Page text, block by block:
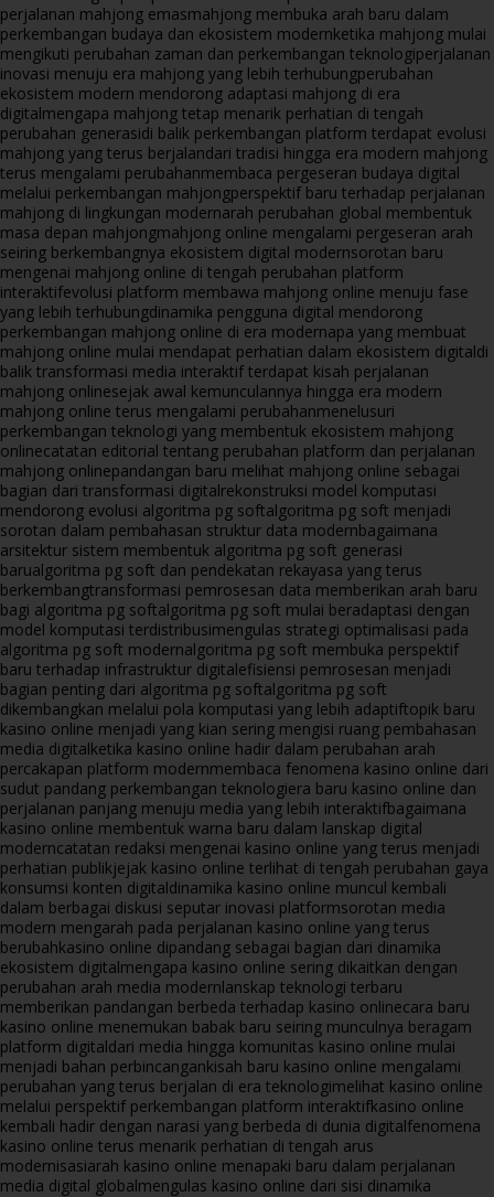
perjalanan mahjong emasmahjong membuka arah baru dalam
perkembangan budaya dan ekosistem modernketika mahjong mulai
mengikuti perubahan zaman dan perkembangan teknologiperjalanan
inovasi menuju era mahjong yang lebih terhubungperubahan
ekosistem modern mendorong adaptasi mahjong di era
digitalmengapa mahjong tetap menarik perhatian di tengah
perubahan generasidi balik perkembangan platform terdapat evolusi
mahjong yang terus berjalandari tradisi hingga era modern mahjong
terus mengalami perubahanmembaca pergeseran budaya digital
melalui perkembangan mahjongperspektif baru terhadap perjalanan
mahjong di lingkungan modernarah perubahan global membentuk
masa depan mahjongmahjong online mengalami pergeseran arah
seiring berkembangnya ekosistem digital modernsorotan baru
mengenai mahjong online di tengah perubahan platform
interaktifevolusi platform membawa mahjong online menuju fase
yang lebih terhubungdinamika pengguna digital mendorong
perkembangan mahjong online di era modernapa yang membuat
mahjong online mulai mendapat perhatian dalam ekosistem digitaldi
balik transformasi media interaktif terdapat kisah perjalanan
mahjong onlinesejak awal kemunculannya hingga era modern
mahjong online terus mengalami perubahanmenelusuri
perkembangan teknologi yang membentuk ekosistem mahjong
onlinecatatan editorial tentang perubahan platform dan perjalanan
mahjong onlinepandangan baru melihat mahjong online sebagai
bagian dari transformasi digitalrekonstruksi model komputasi
mendorong evolusi algoritma pg softalgoritma pg soft menjadi
sorotan dalam pembahasan struktur data modernbagaimana
arsitektur sistem membentuk algoritma pg soft generasi
barualgoritma pg soft dan pendekatan rekayasa yang terus
berkembangtransformasi pemrosesan data memberikan arah baru
bagi algoritma pg softalgoritma pg soft mulai beradaptasi dengan
model komputasi terdistribusimengulas strategi optimalisasi pada
algoritma pg soft modernalgoritma pg soft membuka perspektif
baru terhadap infrastruktur digitalefisiensi pemrosesan menjadi
bagian penting dari algoritma pg softalgoritma pg soft
dikembangkan melalui pola komputasi yang lebih adaptiftopik baru
kasino online menjadi yang kian sering mengisi ruang pembahasan
media digitalketika kasino online hadir dalam perubahan arah
percakapan platform modernmembaca fenomena kasino online dari
sudut pandang perkembangan teknologiera baru kasino online dan
perjalanan panjang menuju media yang lebih interaktifbagaimana
kasino online membentuk warna baru dalam lanskap digital
moderncatatan redaksi mengenai kasino online yang terus menjadi
perhatian publikjejak kasino online terlihat di tengah perubahan gaya
konsumsi konten digitaldinamika kasino online muncul kembali
dalam berbagai diskusi seputar inovasi platformsorotan media
modern mengarah pada perjalanan kasino online yang terus
berubahkasino online dipandang sebagai bagian dari dinamika
ekosistem digitalmengapa kasino online sering dikaitkan dengan
perubahan arah media modernlanskap teknologi terbaru
memberikan pandangan berbeda terhadap kasino onlinecara baru
kasino online menemukan babak baru seiring munculnya beragam
platform digitaldari media hingga komunitas kasino online mulai
menjadi bahan perbincangankisah baru kasino online mengalami
perubahan yang terus berjalan di era teknologimelihat kasino online
melalui perspektif perkembangan platform interaktifkasino online
kembali hadir dengan narasi yang berbeda di dunia digitalfenomena
kasino online terus menarik perhatian di tengah arus
modernisasiarah kasino online menapaki baru dalam perjalanan
media digital globalmengulas kasino online dari sisi dinamika